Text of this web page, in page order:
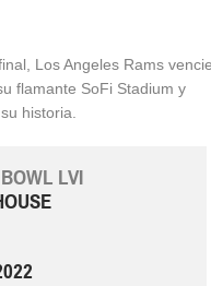
Los Angeles Rams
flamante SoFi Stadium y
historia.
LVI